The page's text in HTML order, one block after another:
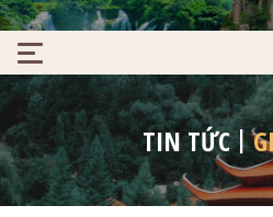
TIN TỨC